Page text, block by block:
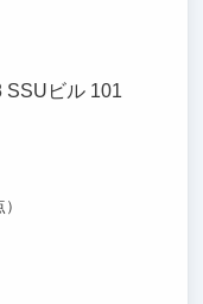
SSUビル 101